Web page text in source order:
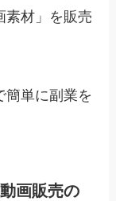
素材」を販売
簡単に副業を
画販売の